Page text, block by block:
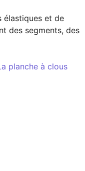
élastiques et de
des segments, des
planche à clous